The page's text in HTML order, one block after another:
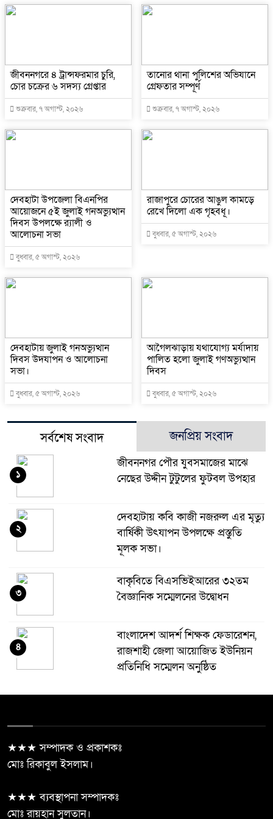
জীবননগরে ৪ ট্রান্সফরমার চুরি,
চোর চক্রের ৬ সদস্য গ্রেপ্তার
শুক্রবার, ৭ অগাস্ট, ২০২৬
তানোর থানা পুলিশের অভিযানে
গ্রেফতার সম্পূর্ণ
শুক্রবার, ৭ অগাস্ট, ২০২৬
দেবহাটা উপজেলা বিএনপির
আয়োজনে ৫ই জুলাই গনঅভ্যুত্থান
দিবস উপলক্ষে র‍্যালী ও
আলোচনা সভা
বুধবার, ৫ অগাস্ট, ২০২৬
রাজাপুরে চোরের আঙুল কামড়ে
রেখে দিলো এক গৃহবধূ।
বুধবার, ৫ অগাস্ট, ২০২৬
দেবহাটায় জুলাই গনঅভ্যুত্থান
দিবস উদযাপন ও আলোচনা
সভা।
বুধবার, ৫ অগাস্ট, ২০২৬
আগৈলঝাড়ায় যথাযোগ্য মর্যাদায়
পালিত হলো জুলাই গণঅভ্যুত্থান
দিবস
বুধবার, ৫ অগাস্ট, ২০২৬
সর্বশেষ সংবাদ জনপ্রিয় সংবাদ
জীবননগর পৌর যুবসমাজের মাঝে
নেছের উদ্দীন টুটুলের ফুটবল উপহার
১
দেবহাটায় কবি কাজী নজরুল এর মৃত্যু
বার্ষিকী উৎযাপন উপলক্ষে প্রস্তুতি
মূলক সভা।
২
বাকৃবিতে বিএসভিইআরের ৩২তম
বৈজ্ঞানিক সম্মেলনের উদ্বোধন
৩
বাংলাদেশ আদর্শ শিক্ষক ফেডারেশন,
রাজশাহী জেলা আয়োজিত ইউনিয়ন
প্রতিনিধি সম্মেলন অনুষ্ঠিত
৪
শ্যামনগর বিরোধপূর্ণ জায়গায় ঘর
রাষ্ট্রবিরোধী তৎপরতার অভিযোগে
৬
★★★ সম্পাদক ও প্রকাশকঃ
মোঃ রিকাবুল ইসলাম।
★★★ ব্যবস্থাপনা সম্পাদকঃ
মোঃ রায়হান সুলতান।